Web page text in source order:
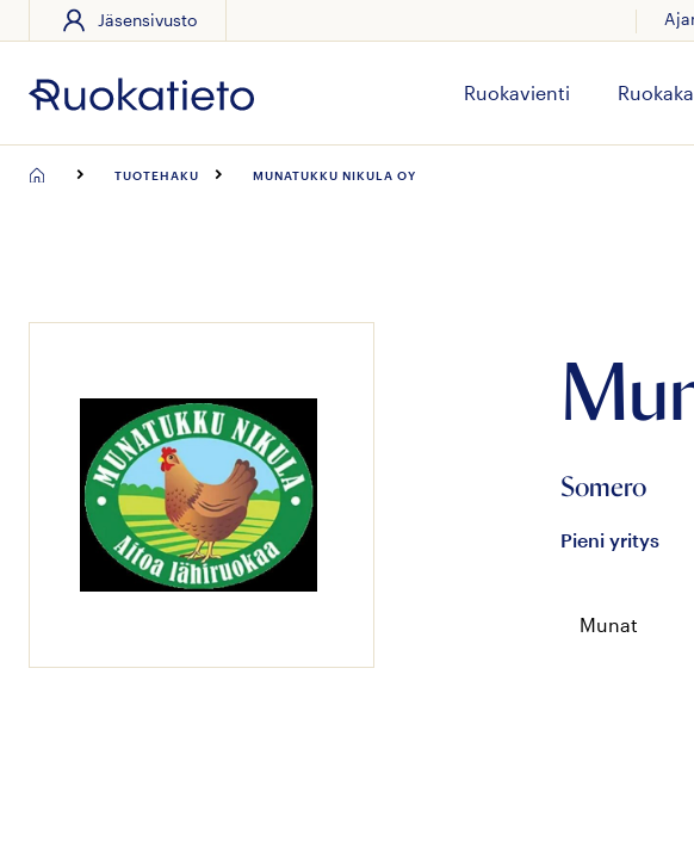
sisältöön
Jäsensivusto
Ruokavienti
TUOTEHAKU MUNATUKKU NIKULA OY
Somero
Pieni yritys
Munat